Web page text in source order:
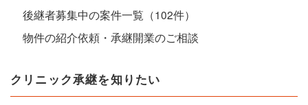
後継者募集中の案件一覧（102件）
物件の紹介依頼・承継開業のご相談
クリニック承継を知りたい